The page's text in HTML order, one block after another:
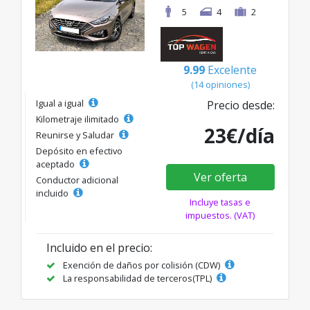
5
4 2
9.99 Excelente
(14 opiniones)
Igual a igual
Kilometraje ilimitado
Reunirse y Saludar
Depósito en efectivo
aceptado
Conductor adicional
incluido
Precio desde:
23€/día
Ver oferta
Incluye tasas e
impuestos. (VAT)
Incluido en el precio:
Exención de daños por colisión (CDW)
La responsabilidad de terceros(TPL)